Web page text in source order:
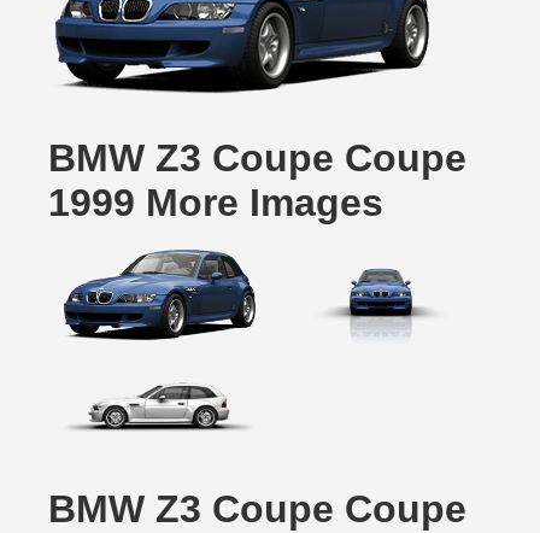
BMW Z3 Coupe Coupe
1999 More Images
BMW Z3 Coupe Coupe